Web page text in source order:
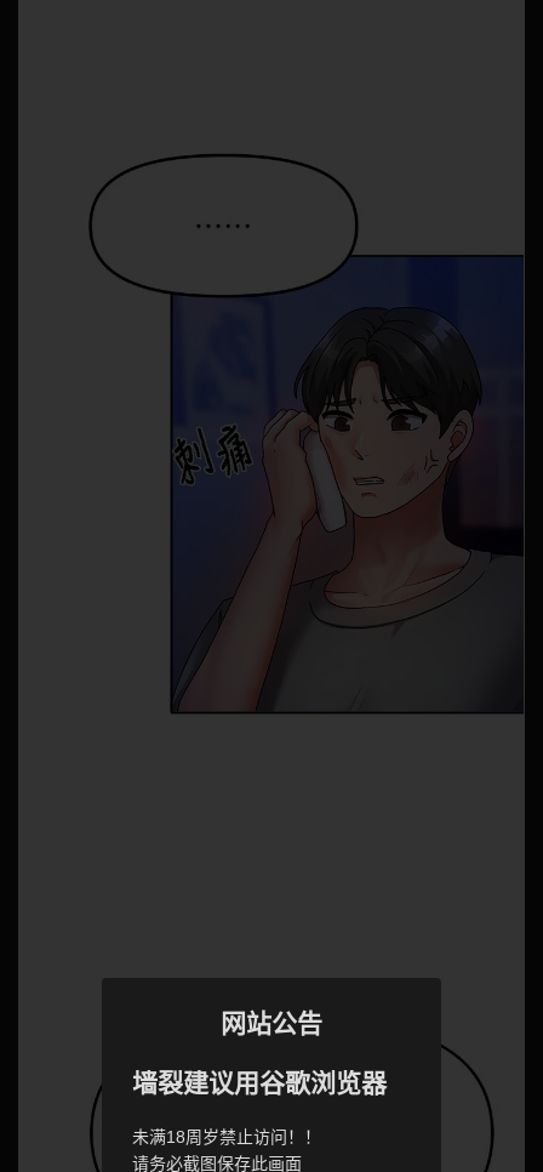
网站公告
墙裂建议用谷歌浏览器
未满18周岁禁止访问！！
请务必截图保存此画面